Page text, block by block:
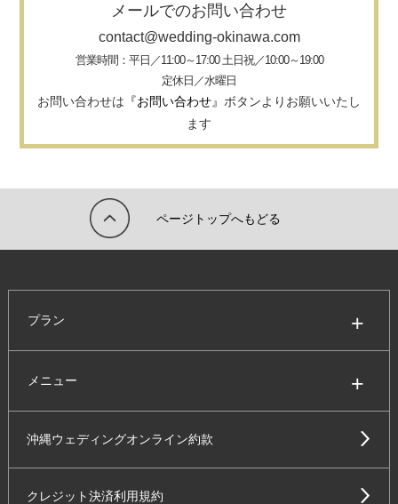
メールでのお問い合わせ
contact@wedding-okinawa.com
営業時間：平日／11:00～17:00 土日祝／10:00～19:00
定休日／水曜日
お問い合わせは 『お問い合わせ』 ボタンよりお願いいたし
ます
ページトップへもどる
プラン
メニュー
沖縄ウェディングオンライン約款
クレジット決済利用規約